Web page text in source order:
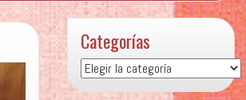
Categorías
Categorías